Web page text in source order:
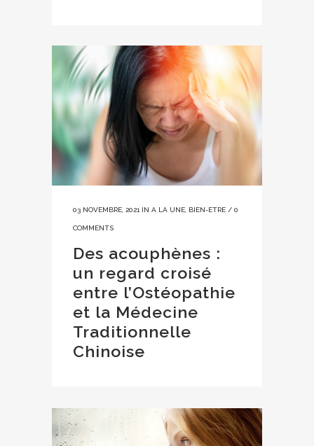
03 NOVEMBRE, 2021 IN A LA UNE BIEN-ETRE / 0
COMMENTS
Des acouphènes :
un regard croisé
entre l’Ostéopathie
et la Médecine
Traditionnelle
Chinoise